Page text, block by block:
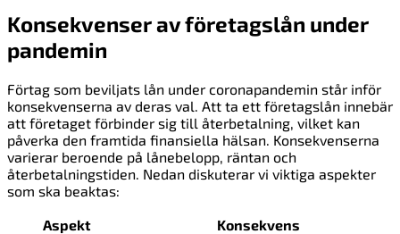
Konsekvenser av företagslån under
pandemin
Förtag som beviljats lån under coronapandemin står inför
konsekvenserna av deras val. Att ta ett företagslån innebär
att företaget förbinder sig till återbetalning, vilket kan
påverka den framtida finansiella hälsan. Konsekvenserna
varierar beroende på lånebelopp, räntan och
återbetalningstiden. Nedan diskuterar vi viktiga aspekter
som ska beaktas:
Aspekt
Konsekvens